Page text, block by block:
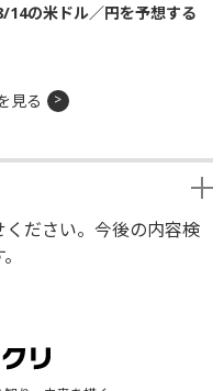
14の米ドル／円を予想する
見る
ださい。今後の内容検